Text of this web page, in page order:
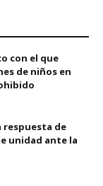
con el que
de niños en
respuesta de
unidad ante la